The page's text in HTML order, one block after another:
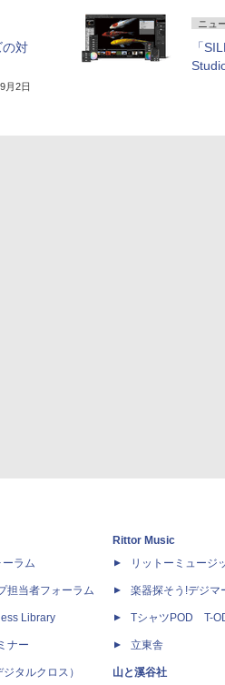
の対
月2日
ニュ
「
ラム
担当者フォーラム
Library
ナー
タルクロス）
Rittor Music
リットーミュージ
楽器探そう!デジマ
TシャツPOD T-
立東舎
山と溪谷社